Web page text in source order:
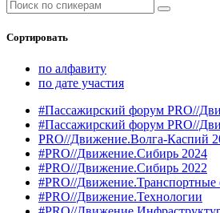
Сортировать
по алфавиту
по дате участия
#Пассажирский форум PRO//
#Пассажирский форум PRO//
PRO//Движение.Волга-Каспий
#PRO//Движение.Сибирь 2024
#PRO//Движение.Сибирь 2022
#PRO//Движение.Транспортные
#PRO//Движение.Технологии